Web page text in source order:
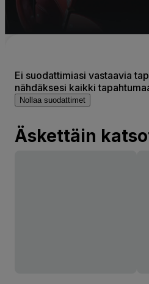
Ei suodattimiasi vastaavia
nähdäksesi kaikki
Nollaa suodattimet
Äskettäin